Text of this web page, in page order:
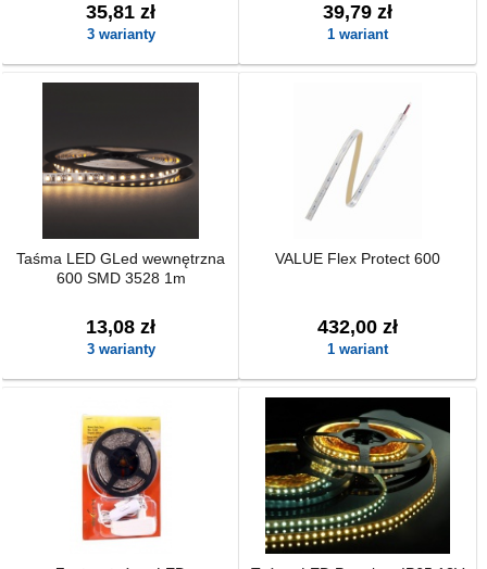
35,81 zł
3 warianty
39,79 zł
1 wariant
Taśma LED GLed wewnętrzna
600 SMD 3528 1m
13,08 zł
3 warianty
VALUE Flex Protect 600
432,00 zł
1 wariant